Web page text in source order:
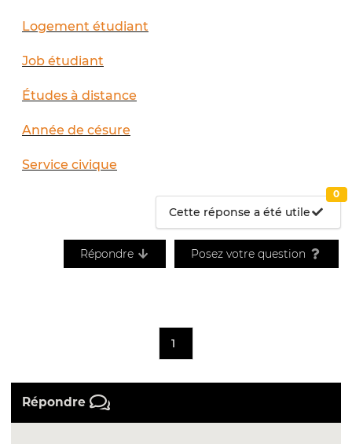
Logement étudiant
Job étudiant
Études à distance
Année de césure
Service civique
Cette réponse a été utile
0
Répondre Posez votre question
1
Répondre